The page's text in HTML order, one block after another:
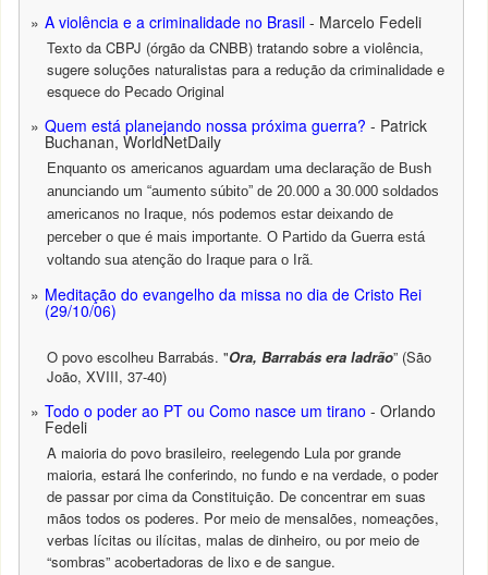
A violência e a criminalidade no Brasil - Marcelo Fedeli
Texto da CBPJ (órgão da CNBB) tratando sobre a violência,
sugere soluções naturalistas para a redução da criminalidade e
esquece do Pecado Original
Quem está planejando nossa próxima guerra? - Patrick
Buchanan, WorldNetDaily
Enquanto os americanos aguardam uma declaração de Bush
anunciando um “aumento súbito” de 20.000 a 30.000 soldados
americanos no Iraque, nós podemos estar deixando de
perceber o que é mais importante. O Partido da Guerra está
voltando sua atenção do Iraque para o Irã.
Meditação do evangelho da missa no dia de Cristo Rei
(29/10/06)
O povo escolheu Barrabás. "Ora, Barrabás era ladrão” (São
João, XVIII, 37-40)
Todo o poder ao PT ou Como nasce um tirano - Orlando
Fedeli
A maioria do povo brasileiro, reelegendo Lula por grande
maioria, estará lhe conferindo, no fundo e na verdade, o poder
de passar por cima da Constituição. De concentrar em suas
mãos todos os poderes. Por meio de mensalões, nomeações,
verbas lícitas ou ilícitas, malas de dinheiro, ou por meio de
“sombras” acobertadoras de lixo e de sangue.